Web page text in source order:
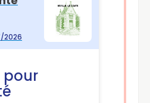
de votre carte d'identité
dans certaines
Pour savoir lesquelles,
les cartes grises, la
à la cantine pour l'année